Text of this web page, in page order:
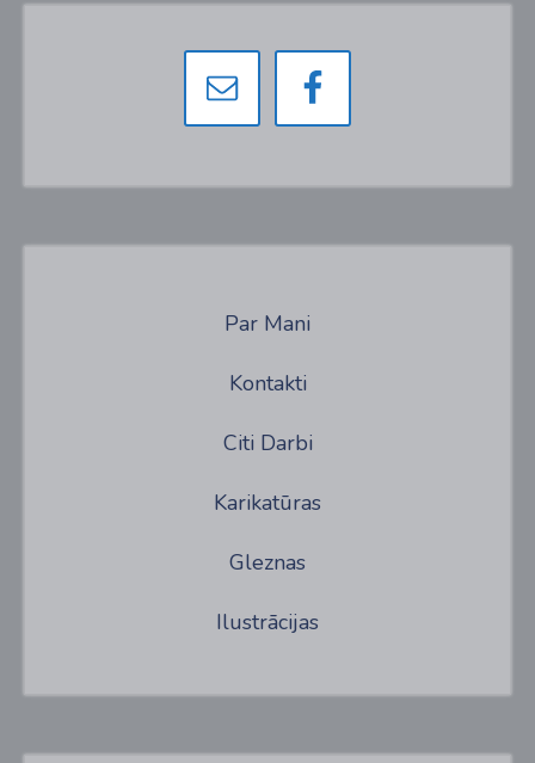
Par Mani
Kontakti
Citi Darbi
Karikatūras
Gleznas
Ilustrācijas